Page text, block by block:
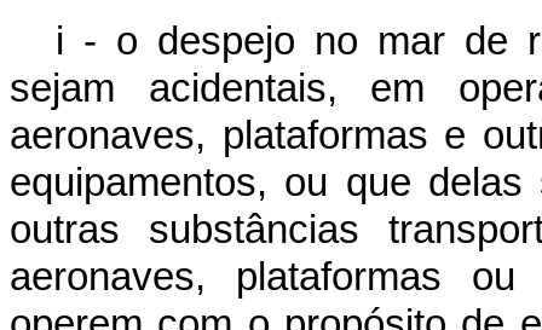
i - o despejo no mar de
sejam acidentais, em
aeronaves, plataformas e
equipamentos, ou que
outras substâncias
aeronaves, plataformas